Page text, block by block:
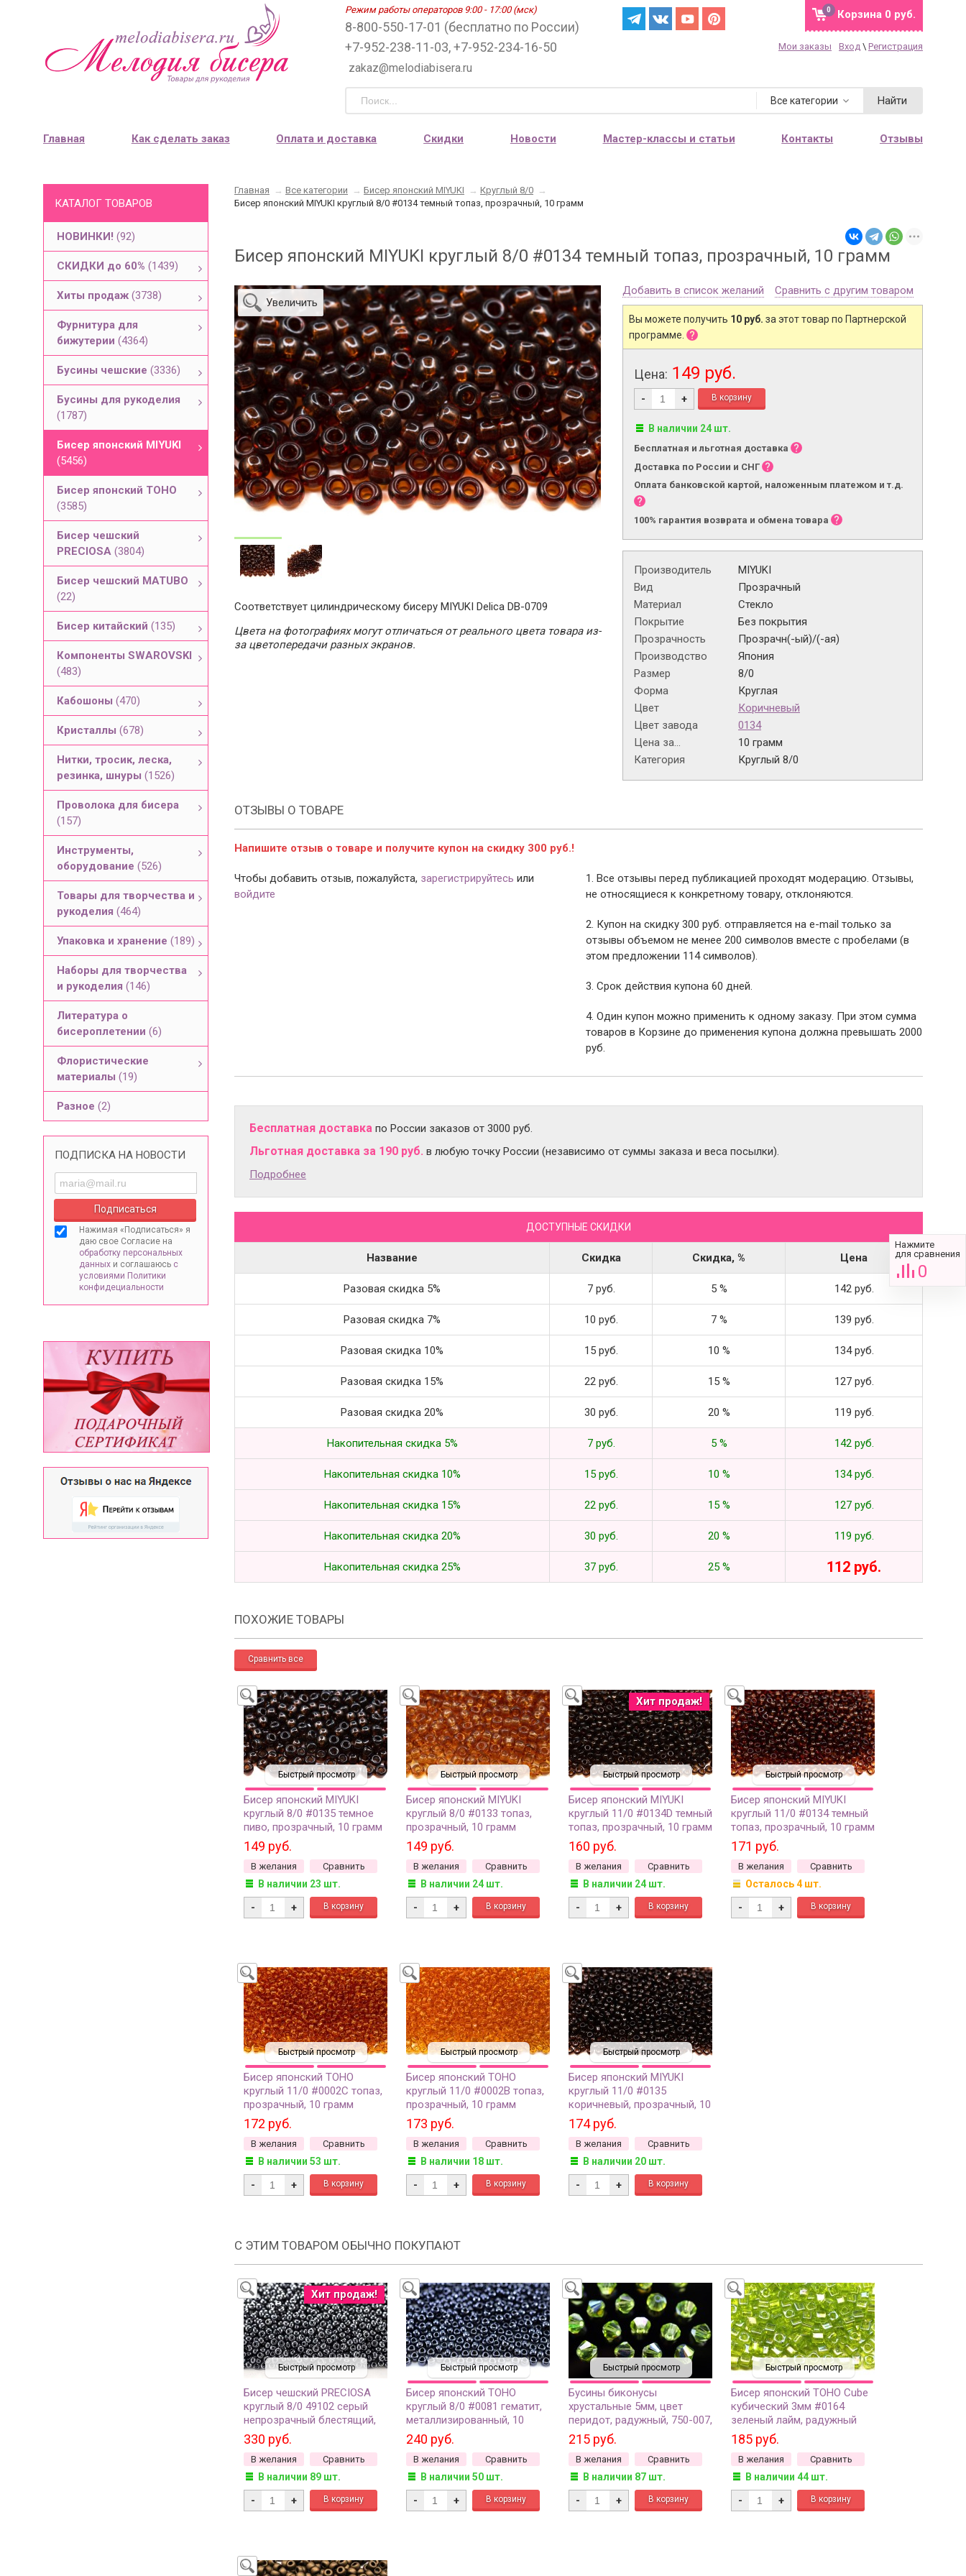
Режим работы операторов 9:00 - 17:00 (мск)
8-800-550-17-01 (бесплатно по России)
+7-952-238-11-03, +7-952-234-16-50
zakaz@melodiabisera.ru
Корзина 0 руб.
0
Мои заказы Вход \ Регистрация
Все категории Найти
Главная Как сделать заказ Оплата и доставка Скидки Новости Мастер-классы и статьи Контакты Отзывы
КАТАЛОГ ТОВАРОВ
НОВИНКИ! (92)
СКИДКИ до 60% (1439)
Хиты продаж (3738)
Фурнитура для
бижутерии (4364)
Бусины чешские (3336)
Бусины для рукоделия
(1787)
Бисер японский MIYUKI
(5456)
Бисер японский TOHO
(3585)
Бисер чешский
PRECIOSA (3804)
Бисер чешский MATUBO
(22)
Бисер китайский (135)
Компоненты SWAROVSKI
(483)
Кабошоны (470)
Кристаллы (678)
Нитки, тросик, леска,
резинка, шнуры (1526)
Проволока для бисера
(157)
Инструменты,
оборудование (526)
Товары для творчества и
рукоделия (464)
Упаковка и хранение (189)
Наборы для творчества
и рукоделия (146)
Литература о
бисероплетении (6)
Флористические
материалы (19)
Разное (2)
ПОДПИСКА НА НОВОСТИ
Нажимая «Подписаться» я
даю свое Согласие на
обработку персональных
данных и соглашаюсь с
условиями Политики
конфидециальности
Главная → Все категории → Бисер японский MIYUKI → Круглый 8/0 →
Бисер японский MIYUKI круглый 8/0 #0134 темный топаз, прозрачный, 10 грамм
Бисер японский MIYUKI круглый 8/0 #0134 темный топаз, прозрачный, 10 грамм
Увеличить
Соответствует цилиндрическому бисеру MIYUKI Delica DB-0709
Цвета на фотографиях могут отличаться от реального цвета товара из-
за цветопередачи разных экранов.
Добавить в список желаний Сравнить с другим товаром
Вы можете получить 10 руб. за этот товар по Партнерской
программе.
Цена: 149 руб.
- +
В наличии 24 шт.
Бесплатная и льготная доставка
Доставка по России и СНГ
Оплата банковской картой, наложенным платежом и т.д.
100% гарантия возврата и обмена товара
Производитель
MIYUKI
Вид
Прозрачный
Материал
Стекло
Покрытие
Без покрытия
Прозрачность
Прозрачн(-ый)/(-ая)
Производство
Япония
Размер
8/0
Форма
Круглая
Цвет
Коричневый
Цвет завода
0134
Цена за...
10 грамм
Категория
Круглый 8/0
ОТЗЫВЫ О ТОВАРЕ
Напишите отзыв о товаре и получите купон на скидку 300 руб.!
Чтобы добавить отзыв, пожалуйста, зарегистрируйтесь или
войдите
1. Все отзывы перед публикацией проходят модерацию. Отзывы,
не относящиеся к конкретному товару, отклоняются.
2. Купон на скидку 300 руб. отправляется на e-mail только за
отзывы объемом не менее 200 символов вместе с пробелами (в
этом предложении 114 символов).
3. Срок действия купона 60 дней.
4. Один купон можно применить к одному заказу. При этом сумма
товаров в Корзине до применения купона должна превышать 2000
руб.
Бесплатная доставка по России заказов от 3000 руб.
Льготная доставка за 190 руб. в любую точку России (независимо от суммы заказа и веса посылки).
Подробнее
ДОСТУПНЫЕ СКИДКИ
Название Скидка Скидка, % Цена
Разовая скидка 5% 7 руб. 5 % 142 руб.
Разовая скидка 7% 10 руб. 7 % 139 руб.
Разовая скидка 10% 15 руб. 10 % 134 руб.
Разовая скидка 15% 22 руб. 15 % 127 руб.
Разовая скидка 20% 30 руб. 20 % 119 руб.
Накопительная скидка 5% 7 руб. 5 % 142 руб.
Накопительная скидка 10% 15 руб. 10 % 134 руб.
Накопительная скидка 15% 22 руб. 15 % 127 руб.
Накопительная скидка 20% 30 руб. 20 % 119 руб.
Накопительная скидка 25% 37 руб. 25 % 112 руб.
ПОХОЖИЕ ТОВАРЫ
Быстрый просмотр
Бисер японский MIYUKI
круглый 8/0 #0135 темное
пиво, прозрачный, 10 грамм
149 руб.
В желания Сравнить
В наличии 23 шт.
- +
Быстрый просмотр
Бисер японский MIYUKI
круглый 8/0 #0133 топаз,
прозрачный, 10 грамм
149 руб.
В желания Сравнить
В наличии 24 шт.
- +
Быстрый просмотр
Хит продаж!
Бисер японский MIYUKI
круглый 11/0 #0134D темный
топаз, прозрачный, 10 грамм
160 руб.
В желания Сравнить
В наличии 24 шт.
- +
Быстрый просмотр
Бисер японский MIYUKI
круглый 11/0 #0134 темный
топаз, прозрачный, 10 грамм
171 руб.
В желания Сравнить
Осталось 4 шт.
- +
Быстрый просмотр
Бисер японский TOHO
круглый 11/0 #0002C топаз,
прозрачный, 10 грамм
172 руб.
В желания Сравнить
В наличии 53 шт.
- +
Быстрый просмотр
Бисер японский TOHO
круглый 11/0 #0002B топаз,
прозрачный, 10 грамм
173 руб.
В желания Сравнить
В наличии 18 шт.
- +
Быстрый просмотр
Бисер японский MIYUKI
круглый 11/0 #0135
коричневый, прозрачный, 10
грамм
174 руб.
В желания Сравнить
В наличии 20 шт.
- +
С ЭТИМ ТОВАРОМ ОБЫЧНО ПОКУПАЮТ
Быстрый просмотр
Хит продаж!
Бисер чешский PRECIOSA
круглый 8/0 49102 серый
непрозрачный блестящий,
50г
330 руб.
В желания Сравнить
В наличии 89 шт.
- +
Быстрый просмотр
Бисер японский TOHO
круглый 8/0 #0081 гематит,
металлизированный, 10
грамм
240 руб.
В желания Сравнить
В наличии 50 шт.
- +
Быстрый просмотр
Бусины биконусы
хрустальные 5мм, цвет
перидот, радужный, 750-007,
10шт
215 руб.
В желания Сравнить
В наличии 87 шт.
- +
Быстрый просмотр
Бисер японский TOHO Cube
кубический 3мм #0164
зеленый лайм, радужный
прозрачный, 5 грамм
185 руб.
В желания Сравнить
В наличии 44 шт.
- +
Нажмите
для сравнения
0